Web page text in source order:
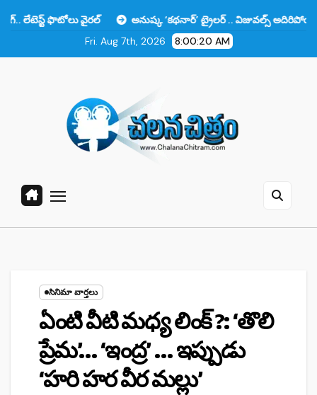
వైరల్
అనుష్క ‘కథనార్’ ట్రైలర్ .. విజువల్స్ అదిరిపోయాయి కానీ ఆ
Fri. Aug 7th, 2026
8:00:21 AM
సినిమా వార్తలు
ఏంటి వీటి మధ్య లింక్ ?: ‘తొలి
ప్రేమ’… ‘ఇంద్ర’ … ఇప్పుడు
‘హరి హర వీర మల్లు’